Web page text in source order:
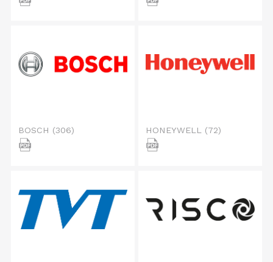
BOSCH (306) HONEYWELL (72)